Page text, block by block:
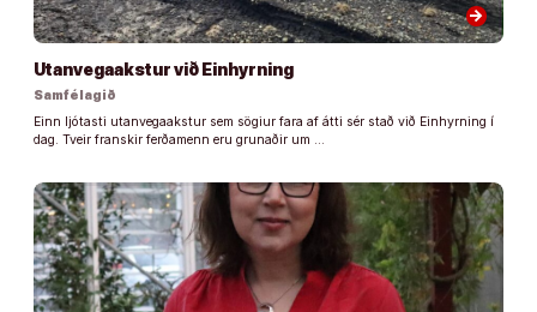
arrow_forward
Utanvegaakstur við Einhyrning
Samfélagið
Einn ljótasti utanvegaakstur sem sögiur fara af átti sér stað við Einhyrning í
dag. Tveir franskir ferðamenn eru grunaðir um …